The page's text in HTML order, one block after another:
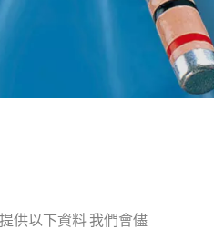
供以下資料 我們會儘